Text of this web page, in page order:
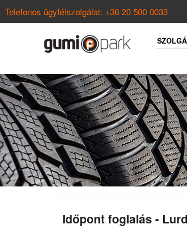
Telefonos ügyfélszolgálat: +36 20 500 0033
Időpont foglalás -